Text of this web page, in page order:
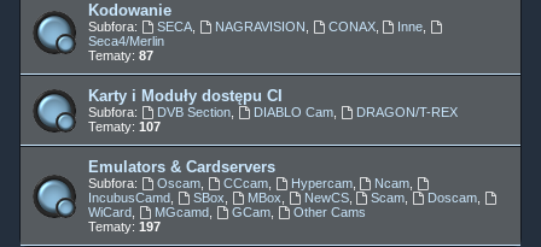
Kodowanie
Subfora: SECA, NAGRAVISION CONAX, Inne
Seca4/Merlin
Tematy: 87
Karty i Moduły dostępu CI
Subfora: DVB Section, DIABLO Cam,
DRAGON/T-REX
Tematy: 107
Emulators & Cardservers
Subfora: Oscam, CCcam, Hypercam, Ncam
IncubusCamd
SBox MBox NewCS, Scam Doscam
WiCard
MGcamd, GCam,
Other Cams
Tematy: 197